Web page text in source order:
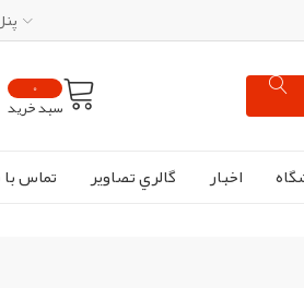
0
سبد خرید
اخبار گالري تصاوير تماس با